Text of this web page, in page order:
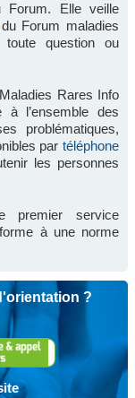
Forum. Elle veille
du Forum maladies
question ou
Rares Info
à l’ensemble des
problématiques,
par téléphone
les personnes
premier service
à une norme
?